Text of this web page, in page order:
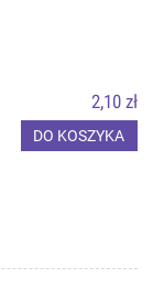
2,10 zł
DO KOSZYKA